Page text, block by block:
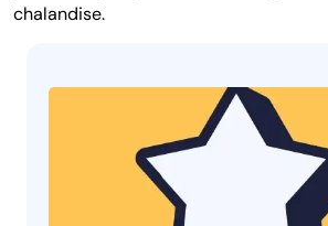
chalandise.